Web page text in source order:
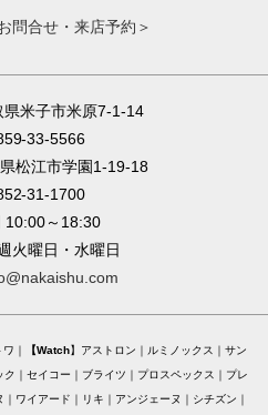
問合せ・来店予約＞
米子市米原7-1-14
33-5566
松江市学園1-19-18
31-1700
10:00～18:30
火曜日・水曜日
ワ Watch アストロン ルミノックス
サン
ク セイコー ブライツ プロスペックス
プレ
ワイアード リキ アンジェーヌ
シチズン